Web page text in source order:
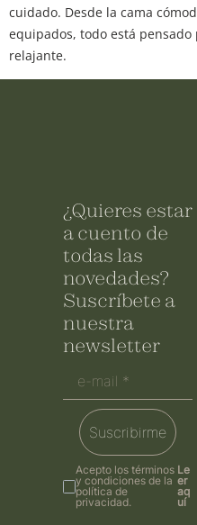
cuidado. Desde la cama
equipados, todo está
relajante.
¿Quieres estar
a cuento de
todas las
novedades?
Suscríbete a
nuestra
newsletter
Suscribirme
Acepto los términos
y condiciones de la
política de
privacidad.
Le
er
aq
uí